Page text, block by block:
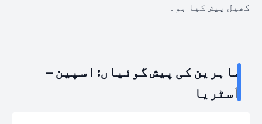
کھیل پیش کیا ہو۔
ماہرین کی پیش گوئیاں: اسپین –
آسٹریا